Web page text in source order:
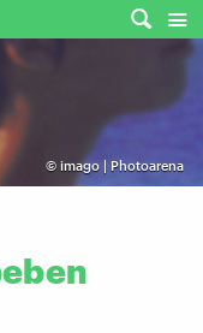
© imago | Photoarena